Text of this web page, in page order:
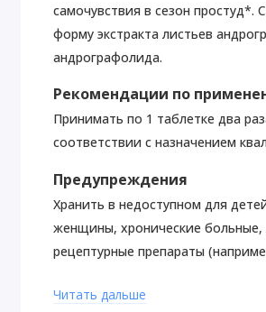
самочувствия в сезон
форму экстракта листьев
андрографолида.
Рекомендации по
Принимать по 1 таблетке два
соответствии с назначением
Предупреждения
Хранить в недоступном для
женщины, хронические
рецептурные препараты
работником.
Читать дальше